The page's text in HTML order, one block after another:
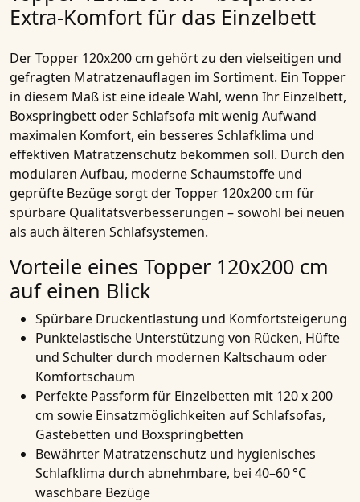
Extra-Komfort für das Einzelbett
Der Topper 120x200 cm gehört zu den vielseitigen und
gefragten Matratzenauflagen im Sortiment. Ein Topper
in diesem Maß ist eine ideale Wahl, wenn Ihr Einzelbett,
Boxspringbett oder Schlafsofa mit wenig Aufwand
maximalen Komfort, ein besseres Schlafklima und
effektiven Matratzenschutz bekommen soll. Durch den
modularen Aufbau, moderne Schaumstoffe und
geprüfte Bezüge sorgt der Topper 120x200 cm für
spürbare Qualitätsverbesserungen – sowohl bei neuen
als auch älteren Schlafsystemen.
Vorteile eines Topper 120x200 cm
auf einen Blick
Spürbare Druckentlastung und Komfortsteigerung
Punktelastische Unterstützung von Rücken, Hüfte
und Schulter durch modernen Kaltschaum oder
Komfortschaum
Perfekte Passform für Einzelbetten mit 120 x 200
cm sowie Einsatzmöglichkeiten auf Schlafsofas,
Gästebetten und Boxspringbetten
Bewährter Matratzenschutz und hygienisches
Schlafklima durch abnehmbare, bei 40–60 °C
waschbare Bezüge